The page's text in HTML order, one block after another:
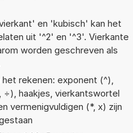
en 'kubisch' kan het
uit '^2' en '^3'. Vierkante
worden geschreven als
rekenen: exponent (^),
haakjes, vierkantswortel
vermenigvuldigen (*, x) zijn